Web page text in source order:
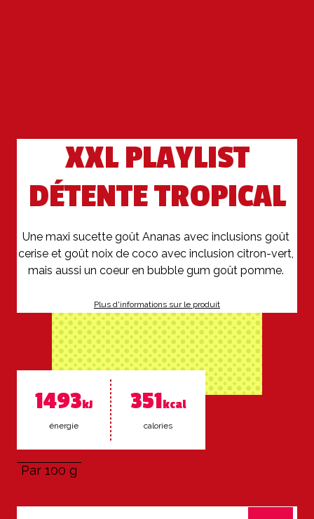
XXL PLAYLIST
DÉTENTE TROPICAL
Une maxi sucette goût Ananas avec inclusions goût
cerise et goût noix de coco avec inclusion citron-vert,
mais aussi un coeur en bubble gum goût pomme.
Plus d'informations sur le produit
1493kJ
éner­gie
351kcal
ca­lo­ries
Par 100 g